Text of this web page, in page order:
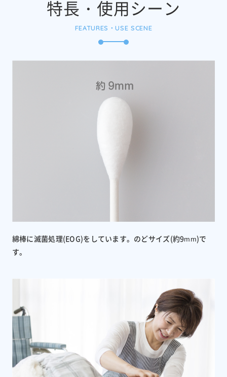
特長・使用シーン
FEATURES・USE SCENE
綿棒に滅菌処理(EOG)をしています。のどサイズ(約9mm)で
す。